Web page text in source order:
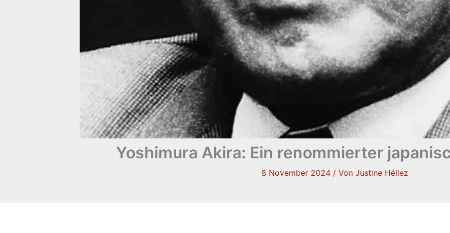
Yoshimura Akira: Ein renommierter
8 November 2024 / Von Justine Héliez